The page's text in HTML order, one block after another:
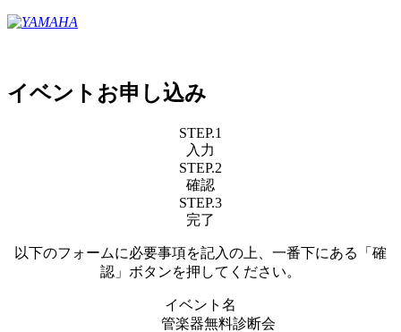
イベントお申し込み
STEP.1
入力
STEP.2
確認
STEP.3
完了
以下のフォームに必要事項を記入の上、一番下にある「確
認」ボタンを押してください。
イベント名
管楽器無料診断会